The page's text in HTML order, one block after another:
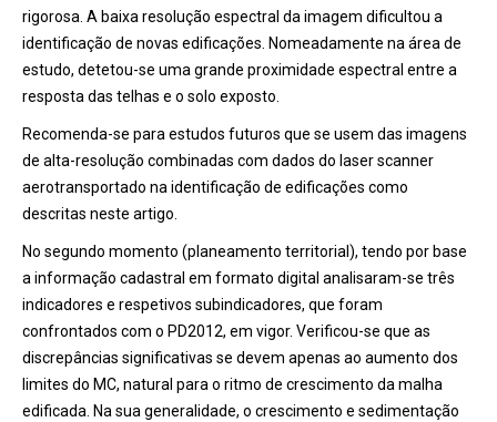
rigorosa. A baixa resolução espectral da imagem dificultou a
identificação de novas edificações. Nomeadamente na área de
estudo, detetou-se uma grande proximidade espectral entre a
resposta das telhas e o solo exposto.
Recomenda-se para estudos futuros que se usem das imagens
de alta-resolução combinadas com dados do laser scanner
aerotransportado na identificação de edificações como
descritas neste artigo.
No segundo momento (planeamento territorial), tendo por base
a informação cadastral em formato digital analisaram-se três
indicadores e respetivos subindicadores, que foram
confrontados com o PD2012, em vigor. Verificou-se que as
discrepâncias significativas se devem apenas ao aumento dos
limites do MC, natural para o ritmo de crescimento da malha
edificada. Na sua generalidade, o crescimento e sedimentação